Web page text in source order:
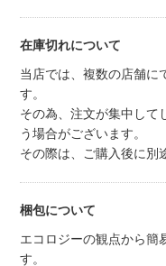
在庫切れについて
当店では、複数の店舗に
す。
その為、注文が集中して
う場合がございます。
その際は、ご購入後に別
梱包について
エコロジーの観点から簡
す。